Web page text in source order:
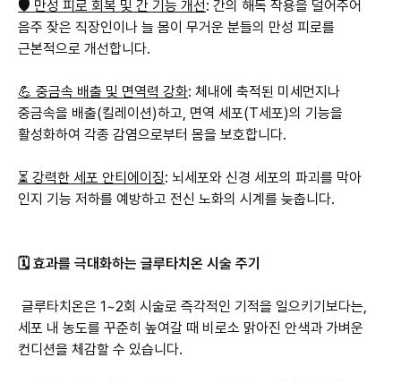
🛡️ 만성 피로 회복 및 간 기능 개선: 간의 해독 작용을 덜어주어
음주 잦은 직장인이나 늘 몸이 무거운 분들의 만성 피로를
근본적으로 개선합니다.
💪 중금속 배출 및 면역력 강화: 체내에 축적된 미세먼지나
중금속을 배출(킬레이션)하고, 면역 세포(T세포)의 기능을
활성화하여 각종 감염으로부터 몸을 보호합니다.
⏳ 강력한 세포 안티에이징: 뇌세포와 신경 세포의 파괴를 막아
인지 기능 저하를 예방하고 전신 노화의 시계를 늦춥니다.
🗓️ 효과를 극대화하는 글루타치온 시술 주기
글루타치온은 1~2회 시술로 즉각적인 기적을 일으키기보다는,
세포 내 농도를 꾸준히 높여갈 때 비로소 맑아진 안색과 가벼운
컨디션을 체감할 수 있습니다.